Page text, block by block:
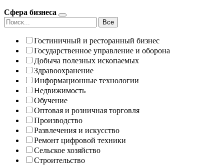
Сфера бизнеса
Все
Гостиничный и ресторанный бизнес
Государственное управление и оборона
Добыча полезных ископаемых
Здравоохранение
Информационные технологии
Недвижимость
Обучение
Оптовая и розничная торговля
Производство
Развлечения и искусство
Ремонт цифровой техники
Сельское хозяйство
Строительство